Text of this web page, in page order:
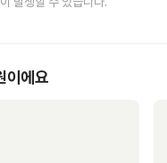
이에요